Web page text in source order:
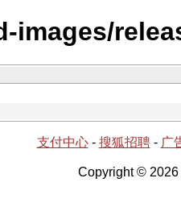
支付中心- 搜狐招聘- 广
Copyright © 2026